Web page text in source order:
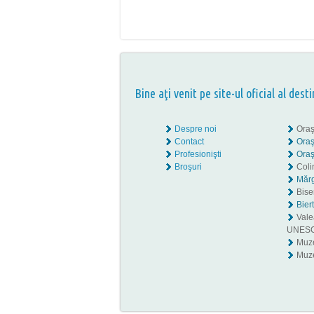
Bine aţi venit pe site-ul oficial al
Despre noi
Contact
Profesionişti
Broşuri